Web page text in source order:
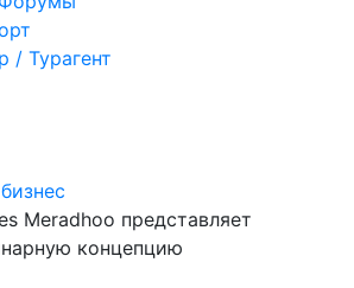
/ Турагент
Meradhoo представляет
концепцию